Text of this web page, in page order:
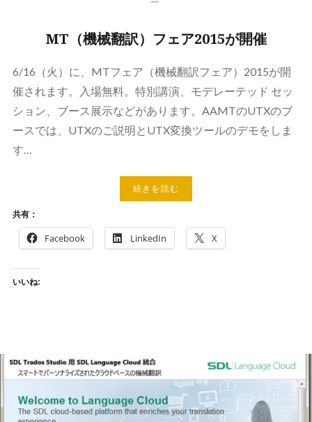
MT（機械翻訳）フェア2015が開催
6/16（火）に、MTフェア（機械翻訳フェア）2015が開
催されます。入場無料。特別講演、モデレーテッド セッ
ション、ブース展示などがあります。AAMTのUTXのブ
ースでは、UTXのご説明とUTX変換ツールのデモをしま
す…
続きを読む
共有：
Facebook LinkedIn X
いいね: